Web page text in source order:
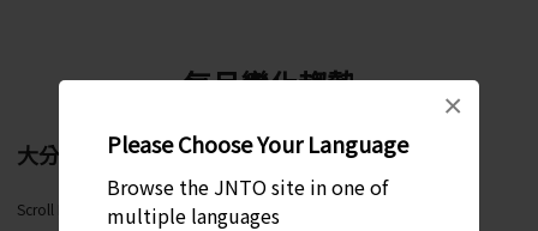
Please Choose Your Language
Browse the JNTO site in one of
multiple languages
×
每月變化趨勢
大分
Scroll Right